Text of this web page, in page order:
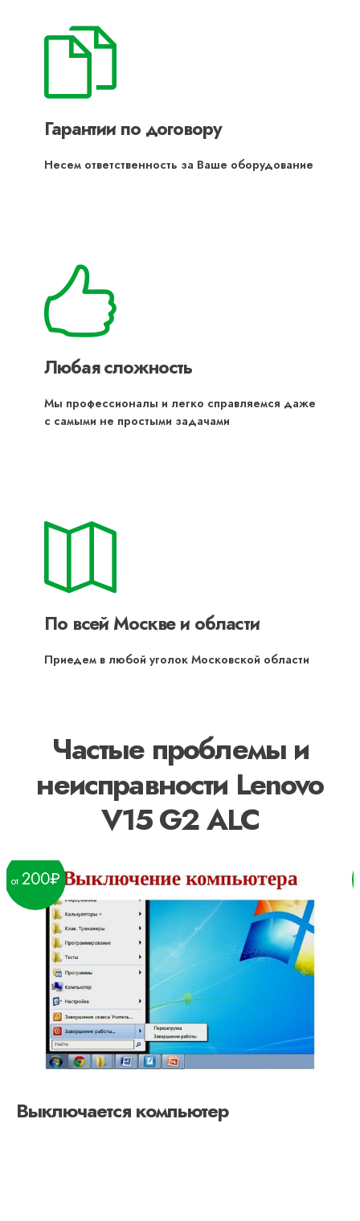
Гарантии по договору
Несем ответственность за Ваше оборудование
Любая сложность
Мы профессионалы и легко справляемся даже
с самыми не простыми задачами
По всей Москве и области
Приедем в любой уголок Московской области
Частые проблемы и
неисправности Lenovo
V15 G2 ALC
Выключается компьютер
200